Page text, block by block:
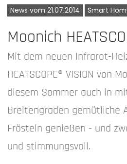
News vom 21.07.2014 Smart
Moonich
Mit dem neuen Infrarot-
HEATSCOPE® VISION von
diesem Sommer auch in
Breitengraden gemütliche
Frösteln genießen - und
und stimmungsvoll.